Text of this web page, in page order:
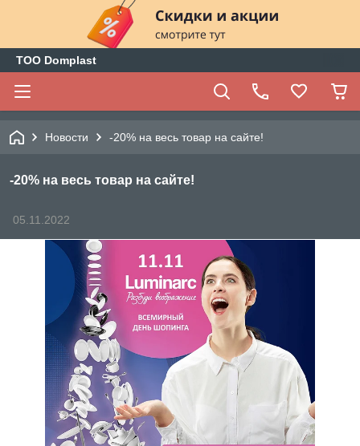
ТОО Domplast
Новости -20% на весь товар на сайте!
-20% на весь товар на сайте!
05.11.2022